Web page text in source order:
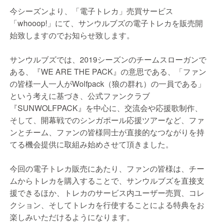
今シーズンより、「電子トレカ」売買サービス
「whooop!」にて、サンウルブズの電子トレカを販売開
始致しますのでお知らせ致します。
サンウルブズでは、2019シーズンのチームスローガンで
ある、『WE ARE THE PACK』の意思である、「ファン
の皆様一人一人がWolfpack（狼の群れ）の一員である」
という考えに基づき、公式ファンクラブ
『SUNWOLFPACK』を中心に、交流会や応援歌制作、
そして、開幕戦でのシンガポール応援ツアーなど、ファ
ンとチーム、ファンの皆様同士が直接的なつながりを持
てる機会提供に取組み始めさせて頂きました。
今回の電子トレカ販売にあたり、ファンの皆様は、チー
ムからトレカを購入することで、サンウルブズを直接支
援できるほか、トレカのサービス内ユーザー売買、コレ
クション、そしてトレカを行使することによる特典をお
楽しみいただけるようになります。